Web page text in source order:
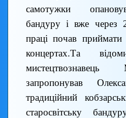
самотужки
бандуру і вже через 2
праці почав
концертах.Та
запропонував
традиційний
старосвітську